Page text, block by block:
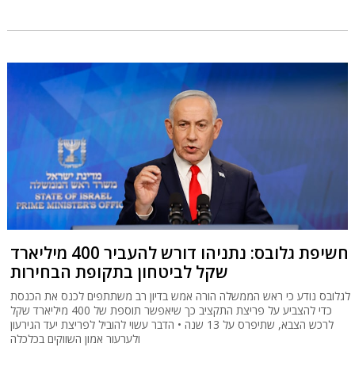
חשיפת גלובס: נתניהו דורש להעביר 400 מיליארד
שקל לביטחון בתקופת הבחירות
לגלובס נודע כי ראש הממשלה הורה אמש בדיון רב משתתפים לכנס את הכנסת
כדי להצביע על פריצת התקציב כך שיאפשר תוספת של 400 מיליארד שקל
לרכש הצבא, שתיפרס על 13 שנה • הדבר עשוי להוביל לפריצת יעד הגירעון
ולערעור אמון השווקים בכלכלה